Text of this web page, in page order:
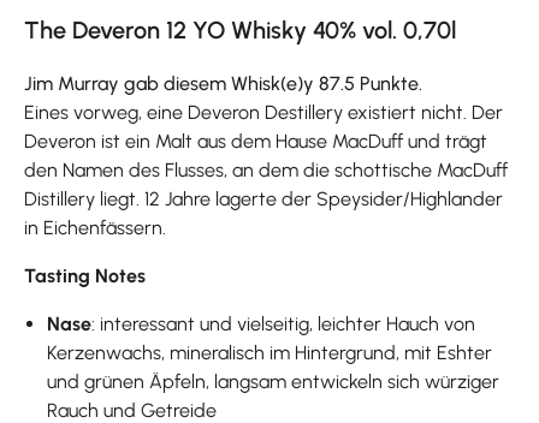
The Deveron 12 YO Whisky 40% vol. 0,70l
Jim Murray gab diesem Whisk(e)y 87.5 Punkte.
Eines vorweg, eine Deveron Destillery existiert nicht. Der
Deveron ist ein Malt aus dem Hause MacDuff und trägt
den Namen des Flusses, an dem die schottische MacDuff
Distillery liegt. 12 Jahre lagerte der Speysider/Highlander
in Eichenfässern.
Tasting Notes
Nase: interessant und vielseitig, leichter Hauch von
Kerzenwachs, mineralisch im Hintergrund, mit Eshter
und grünen Äpfeln, langsam entwickeln sich würziger
Rauch und Getreide